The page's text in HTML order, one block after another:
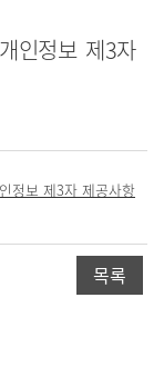
인정보 제3자
정보 제3자 제공사항
목록